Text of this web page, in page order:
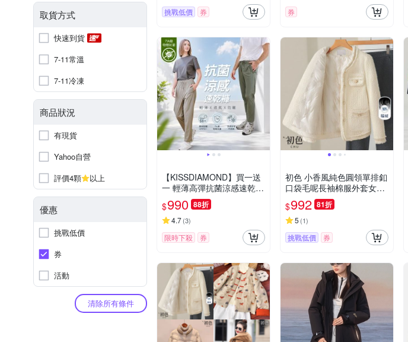
取貨方式
快速到貨
7-11常溫
7-11冷凍
商品狀況
有現貨
Yahoo自營
評價4顆
以上
優惠
挑戰低價
券
活動
清除所有條件
挑戰低價 券 券
【KISSDIAMOND】買一送
一 輕薄高彈抗菌涼感速乾防
曬褲(M-4XL/KDFP-5168)
$990 88折
4.7(3)
限時下殺 券
初色 小香風純色圓領單排釦
口袋毛呢長袖棉服外套女外
套-共3色-17018(M-2XL可
選)
$992 81折
5 (1)
挑戰低價 券